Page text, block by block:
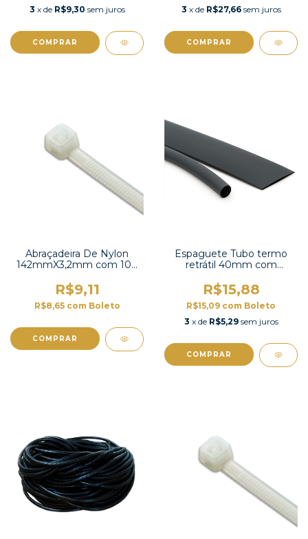
3 x de R$9,30 sem juros
COMPRAR
3 x de R$27,66 sem juros
COMPRAR
Abraçadeira De Nylon
142mmX3,2mm com 100
R$9,11
R$8,65 com Boleto
COMPRAR
Espaguete Tubo termo
retrátil 40mm com
UL
R$15,88
R$15,09 com Boleto
3 x de R$5,29 sem juros
COMPRAR